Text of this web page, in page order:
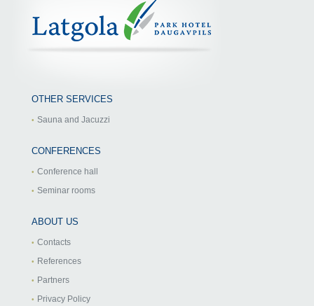
OTHER SERVICES
Sauna and Jacuzzi
CONFERENCES
Conference hall
Seminar rooms
ABOUT US
Contacts
References
Partners
Privacy Policy